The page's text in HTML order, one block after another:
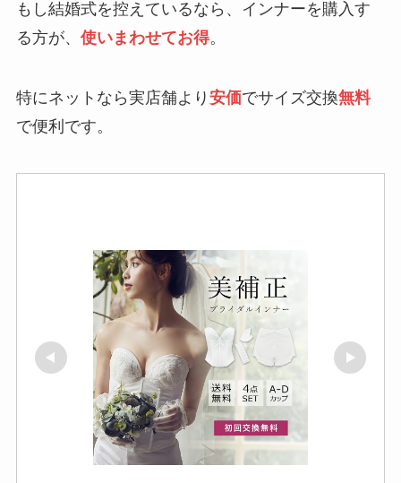
もし結婚式を控えているなら、インナーを購入す
る方が、 使いまわせてお得。
特にネットなら実店舗より 安価でサイズ交換無料
で便利です。